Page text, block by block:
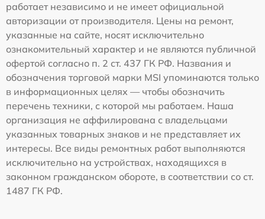
работает независимо и не имеет официальной
авторизации от производителя. Цены на ремонт,
указанные на сайте, носят исключительно
ознакомительный характер и не являются публичной
офертой согласно п. 2 ст. 437 ГК РФ. Названия и
обозначения торговой марки MSI упоминаются только
в информационных целях — чтобы обозначить
перечень техники, с которой мы работаем. Наша
организация не аффилирована с владельцами
указанных товарных знаков и не представляет их
интересы. Все виды ремонтных работ выполняются
исключительно на устройствах, находящихся в
законном гражданском обороте, в соответствии со ст.
1487 ГК РФ.